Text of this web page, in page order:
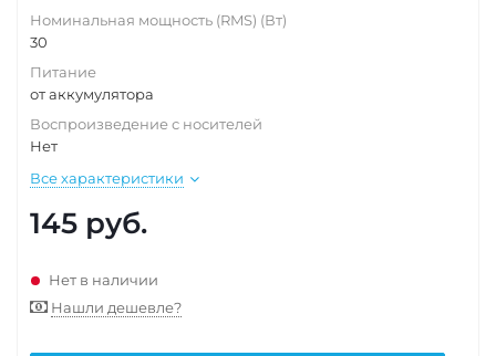
Номинальная мощность (RMS) (Вт)
30
Питание
от аккумулятора
Воспроизведение с носителей
Нет
Все характеристики
145 руб.
Нет в наличии
Нашли дешевле?